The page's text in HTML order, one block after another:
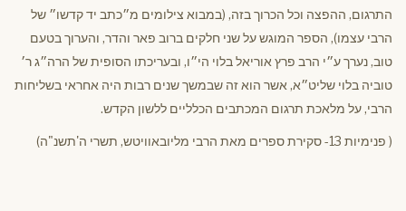
התרגום, ההפצה וכל הכרוך בזה, (במבוא צילומים מ״כתב יד קדשו״ של
הרבי עצמו), הספר המוגש על שני חלקים ברוב פאר והדר, והערוך בטעם
טוב, נערך ע״י הרב פרץ אוריאל בלוי הי״ו, ובעריכתו הסופית של הרה״ג ר׳
טוביה בלוי שליט״א, אשר הוא זה שבמשך שנים רבות היה אחראי בשליחות
הרבי, על מלאכת תרגום המכתבים הכלליים ללשון הקדש.
( פנימיות 13- סקירת ספרים מאת הרבי מליובאוויטש, תשרי ה'תשנ"ה)